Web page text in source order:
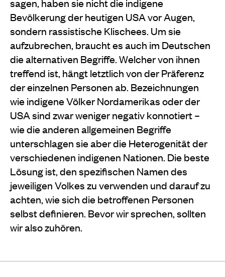
Bevölkerung der heutigen USA vor Augen,
sondern rassistische Klischees. Um sie
aufzubrechen, braucht es auch im Deutschen
die alternativen Begriffe. Welcher von ihnen
treffend ist, hängt letztlich von der Präferenz
der einzelnen Personen ab. Bezeichnungen
wie indigene Völker Nordamerikas oder der
USA sind zwar weniger negativ konnotiert –
wie die anderen allgemeinen Begriffe
unterschlagen sie aber die Heterogenität der
verschiedenen indigenen Nationen. Die beste
Lösung ist, den spezifischen Namen des
jeweiligen Volkes zu verwenden und darauf zu
achten, wie sich die betroffenen Personen
selbst definieren. Bevor wir sprechen, sollten
wir also zuhören.